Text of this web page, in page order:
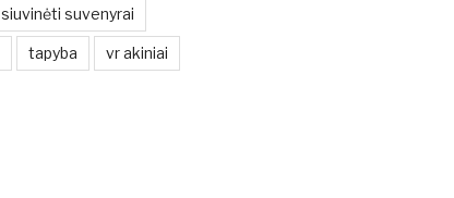
siuvinėti suvenyrai
tapyba vr akiniai